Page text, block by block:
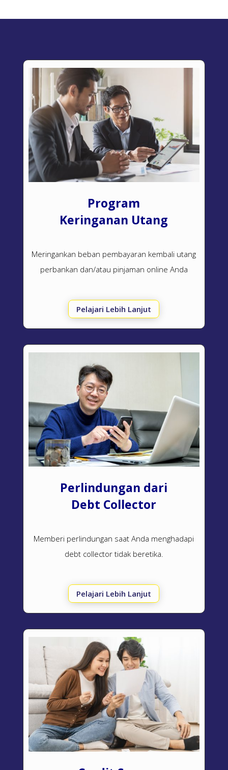
Program
Keringanan Utang
Meringankan beban pembayaran kembali utang
perbankan dan/atau pinjaman online Anda
Pelajari Lebih Lanjut
Perlindungan dari
Debt Collector
Memberi perlindungan saat Anda menghadapi
debt collector tidak beretika.
Pelajari Lebih Lanjut